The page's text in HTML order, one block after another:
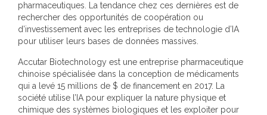
pharmaceutiques. La tendance chez ces dernières est de
rechercher des opportunités de coopération ou
d’investissement avec les entreprises de technologie d’IA
pour utiliser leurs bases de données massives.
Accutar Biotechnology est une entreprise pharmaceutique
chinoise spécialisée dans la conception de médicaments
qui a levé 15 millions de $ de financement en 2017. La
société utilise l’IA pour expliquer la nature physique et
chimique des systèmes biologiques et les exploiter pour